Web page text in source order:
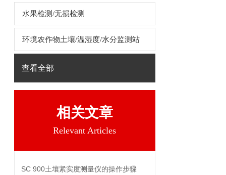
水果检测/无损检测
环境农作物土壤/温湿度/水分监测站
查看全部
相关文章
Relevant Articles
SC 900土壤紧实度测量仪的操作步骤